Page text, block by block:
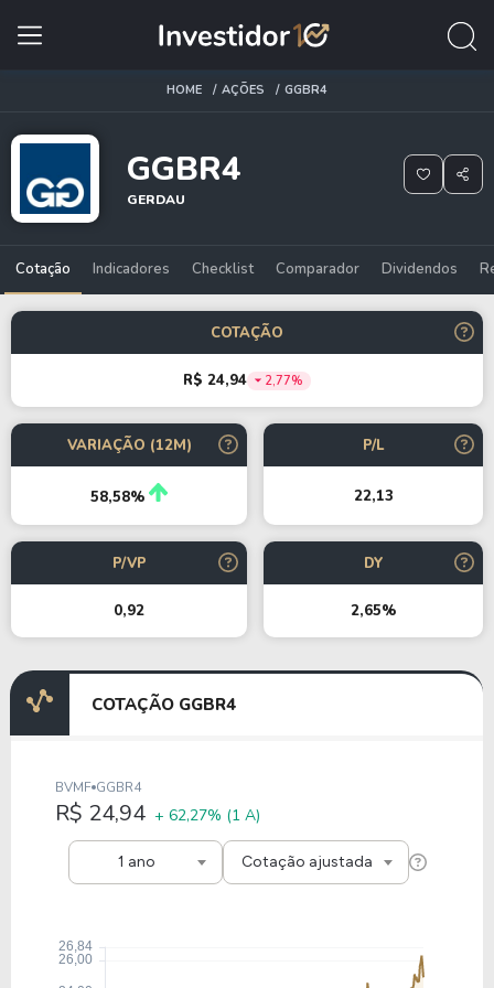
HOME AÇÕES GGBR4
GGBR4
GERDAU
Cotação Indicadores Checklist Comparador Dividendos
COTAÇÃO
R$ 24,94 2,77%
VARIAÇÃO (12M)
58,58%
P/L
22,13
P/VP
0,92
DY
2,65%
COTAÇÃO GGBR4
1 ano
BVMF GGBR4
R$ 24,94 + 62,27% (1 A)
Cotação ajustada